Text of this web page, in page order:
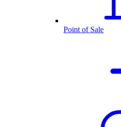
Point of Sale